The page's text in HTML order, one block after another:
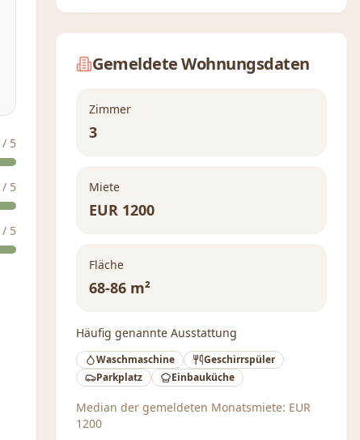
/ 5
/ 5
/ 5
Gemeldete Wohnungsdaten
Zimmer
3
Miete
EUR 1200
Fläche
68-86 m²
Häufig genannte Ausstattung
Waschmaschine
Geschirrspüler
Parkplatz
Einbauküche
Median der gemeldeten Monatsmiete: EUR
1200